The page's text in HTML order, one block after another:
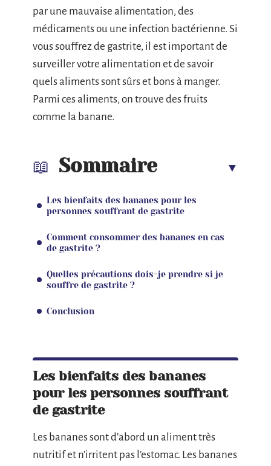
par une mauvaise alimentation, des
médicaments ou une infection bactérienne. Si
vous souffrez de gastrite, il est important de
surveiller votre alimentation et de savoir
quels aliments sont sûrs et bons à manger.
Parmi ces aliments, on trouve des fruits
comme la banane.
Sommaire
Les bienfaits des bananes pour les
personnes souffrant de gastrite
Comment consommer des bananes en cas
de gastrite ?
Quelles précautions dois-je prendre si je
souffre de gastrite ?
Conclusion
Les bienfaits des bananes
pour les personnes souffrant
de gastrite
Les bananes sont d’abord un aliment très
nutritif et n’irritent pas l’estomac. Les bananes